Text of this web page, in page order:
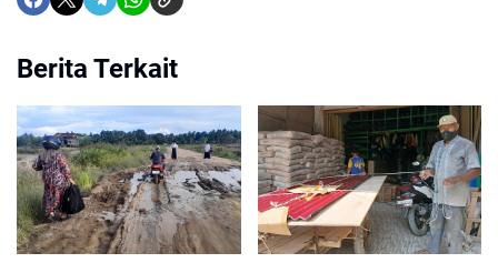
Berita Terkait